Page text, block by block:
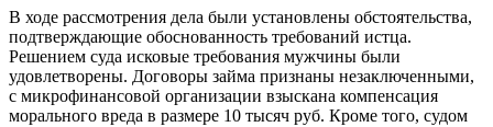
В ходе рассмотрения дела были установлены обстоятельства,
подтверждающие обоснованность требований истца.
Решением суда исковые требования мужчины были
удовлетворены. Договоры займа признаны незаключенными,
с микрофинансовой организации взыскана компенсация
морального вреда в размере 10 тысяч руб. Кроме того, судом